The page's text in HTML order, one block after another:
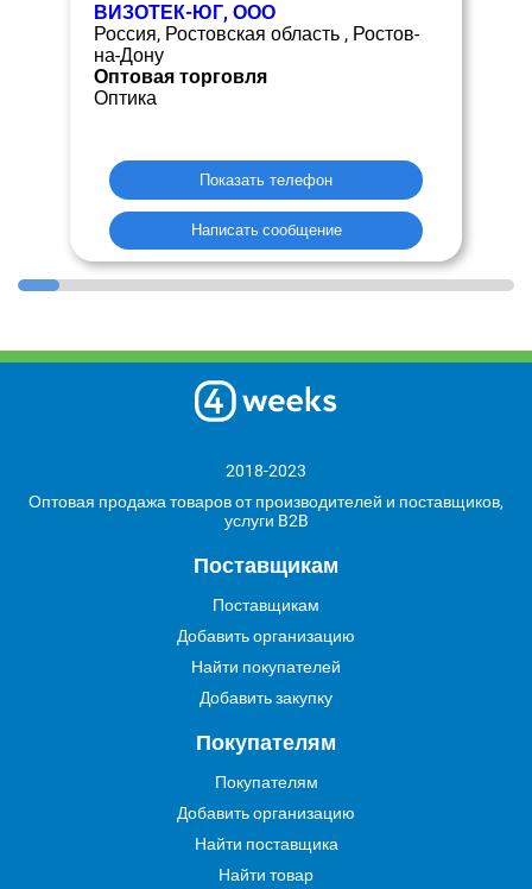
ВИЗОТЕК-ЮГ, ООО
Россия, Ростовская область , Ростов-
на-Дону
Оптовая торговля
Оптика
Показать телефон
Написать сообщение
2018-2023
Оптовая продажа товаров от производителей и поставщиков,
услуги B2B
Поставщикам
Поставщикам
Добавить организацию
Найти покупателей
Добавить закупку
Покупателям
Покупателям
Добавить организацию
Найти поставщика
Найти товар